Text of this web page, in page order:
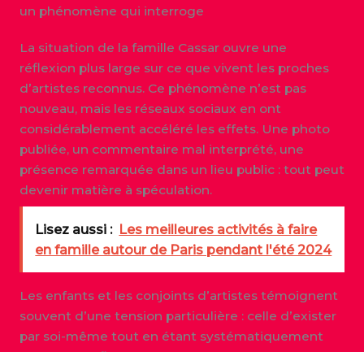
un phénomène qui interroge
La situation de la famille Cassar ouvre une
réflexion plus large sur ce que vivent les proches
d’artistes reconnus. Ce phénomène n’est pas
nouveau, mais les réseaux sociaux en ont
considérablement accéléré les effets. Une photo
publiée, un commentaire mal interprété, une
présence remarquée dans un lieu public : tout peut
devenir matière à spéculation.
Lisez aussi : Les meilleures activités à faire
en famille autour de Paris pendant l'été 2024
Les enfants et les conjoints d’artistes témoignent
souvent d’une tension particulière : celle d’exister
par soi-même tout en étant systématiquement